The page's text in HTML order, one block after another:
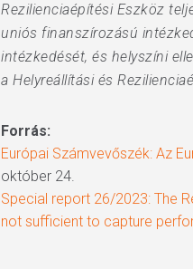
Rezilienciaépítési Eszköz
uniós finanszírozású
intézkedését, és helyszíni
a Helyreállítási és
Forrás:
Európai Számvevőszék: Az
október 24.
Special report 26/2023: The
not sufficient to capture